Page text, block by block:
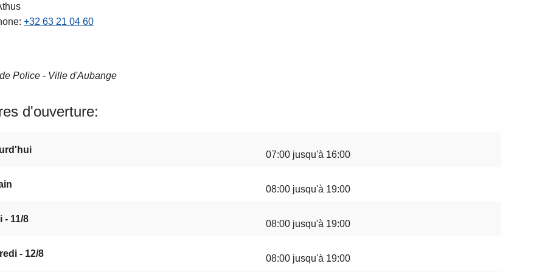
+32 63 21 04 60
Police - Ville d'Aubange
d'ouverture
07:00 jusqu'à 16:00
08:00 jusqu'à 19:00
- 11/8 08:00 jusqu'à 19:00
- 12/8 08:00 jusqu'à 19:00